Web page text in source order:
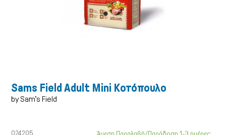
Σκύλος
Sams Field Adult Mini Κοτόπουλο
by Sam's Field
024205